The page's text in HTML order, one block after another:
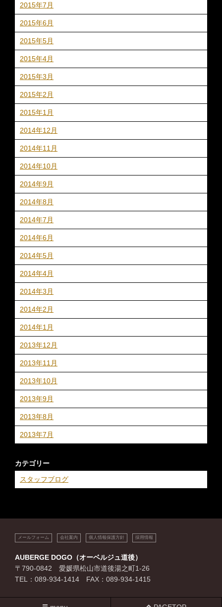
2015年7月
2015年6月
2015年5月
2015年4月
2015年3月
2015年2月
2015年1月
2014年12月
2014年11月
2014年10月
2014年9月
2014年8月
2014年7月
2014年6月
2014年5月
2014年4月
2014年3月
2014年2月
2014年1月
2013年12月
2013年11月
2013年10月
2013年9月
2013年8月
2013年7月
カテゴリー
スタッフブログ
メールフォーム 会社案内 個人情報保護方針 採用情報
AUBERGE DOGO（オーベルジュ道後）
〒790-0842 愛媛県松山市道後湯之町1-26
TEL：089-934-1414 FAX：089-934-1415